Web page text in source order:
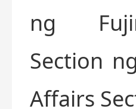
ng
Section
Affairs